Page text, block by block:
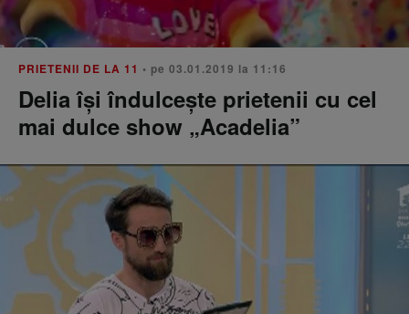
PRIETENII DE LA 11 • pe 03.01.2019 la 11:16
Delia își îndulcește prietenii cu cel
mai dulce show „Acadelia”